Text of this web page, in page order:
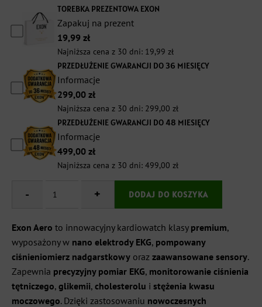
Exon Aero to innowacyjny kardiowatch klasy premium,
wyposażony w nano elektrody EKG, pompowany
ciśnieniomierz nadgarstkowy oraz zaawansowane sensory.
Zapewnia precyzyjny pomiar EKG, monitorowanie ciśnienia
tętniczego, glikemii, cholesterolu i stężenia kwasu
moczowego. Dzięki zastosowaniu nowoczesnych
TOREBKA PREZENTOWA EXON
Zapakuj na prezent
19,99 zł
Najniższa cena z 30 dni: 19,99 zł
PRZEDŁUŻENIE GWARANCJI DO 36 MIESIĘCY
Informacje
299,00 zł
Najniższa cena z 30 dni: 299,00 zł
PRZEDŁUŻENIE GWARANCJI DO 48 MIESIĘCY
Informacje
499,00 zł
Najniższa cena z 30 dni: 499,00 zł
-
ilość
EXON
–
czerwony
silikonowy
pasek
+ DODAJ DO KOSZYKA